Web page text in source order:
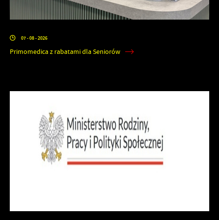
07 - 08 - 2026
Primomedica z rabatami dla Seniorów